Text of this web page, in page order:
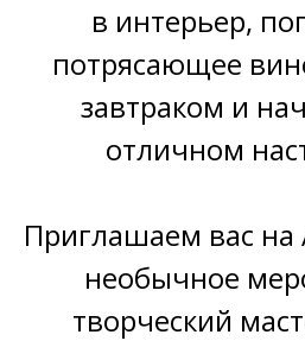
в интерьер,
потрясающее
завтраком и
отличном
Приглашаем вас на
необычное
творческий